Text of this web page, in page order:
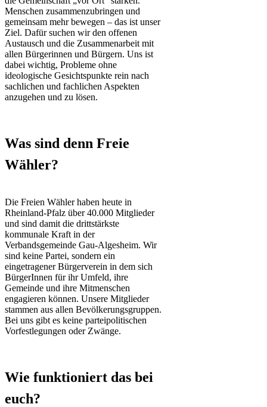
Menschen zusammenzubringen und
gemeinsam mehr bewegen – das ist unser
Ziel. Dafür suchen wir den offenen
Austausch und die Zusammenarbeit mit
allen Bürgerinnen und Bürgern. Uns ist
dabei wichtig, Probleme ohne
ideologische Gesichtspunkte rein nach
sachlichen und fachlichen Aspekten
anzugehen und zu lösen.
Was sind denn Freie
Wähler?
Die Freien Wähler haben heute in
Rheinland-Pfalz über 40.000 Mitglieder
und sind damit die drittstärkste
kommunale Kraft in der
Verbandsgemeinde Gau-Algesheim. Wir
sind keine Partei, sondern ein
eingetragener Bürgerverein in dem sich
BürgerInnen für ihr Umfeld, ihre
Gemeinde und ihre Mitmenschen
engagieren können. Unsere Mitglieder
stammen aus allen Bevölkerungsgruppen.
Bei uns gibt es keine parteipolitischen
Vorfestlegungen oder Zwänge.
Wie funktioniert das bei
euch?